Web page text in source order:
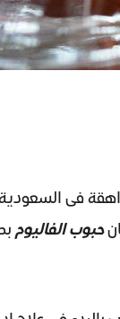
فى السعودية
حبوب الفاليوم